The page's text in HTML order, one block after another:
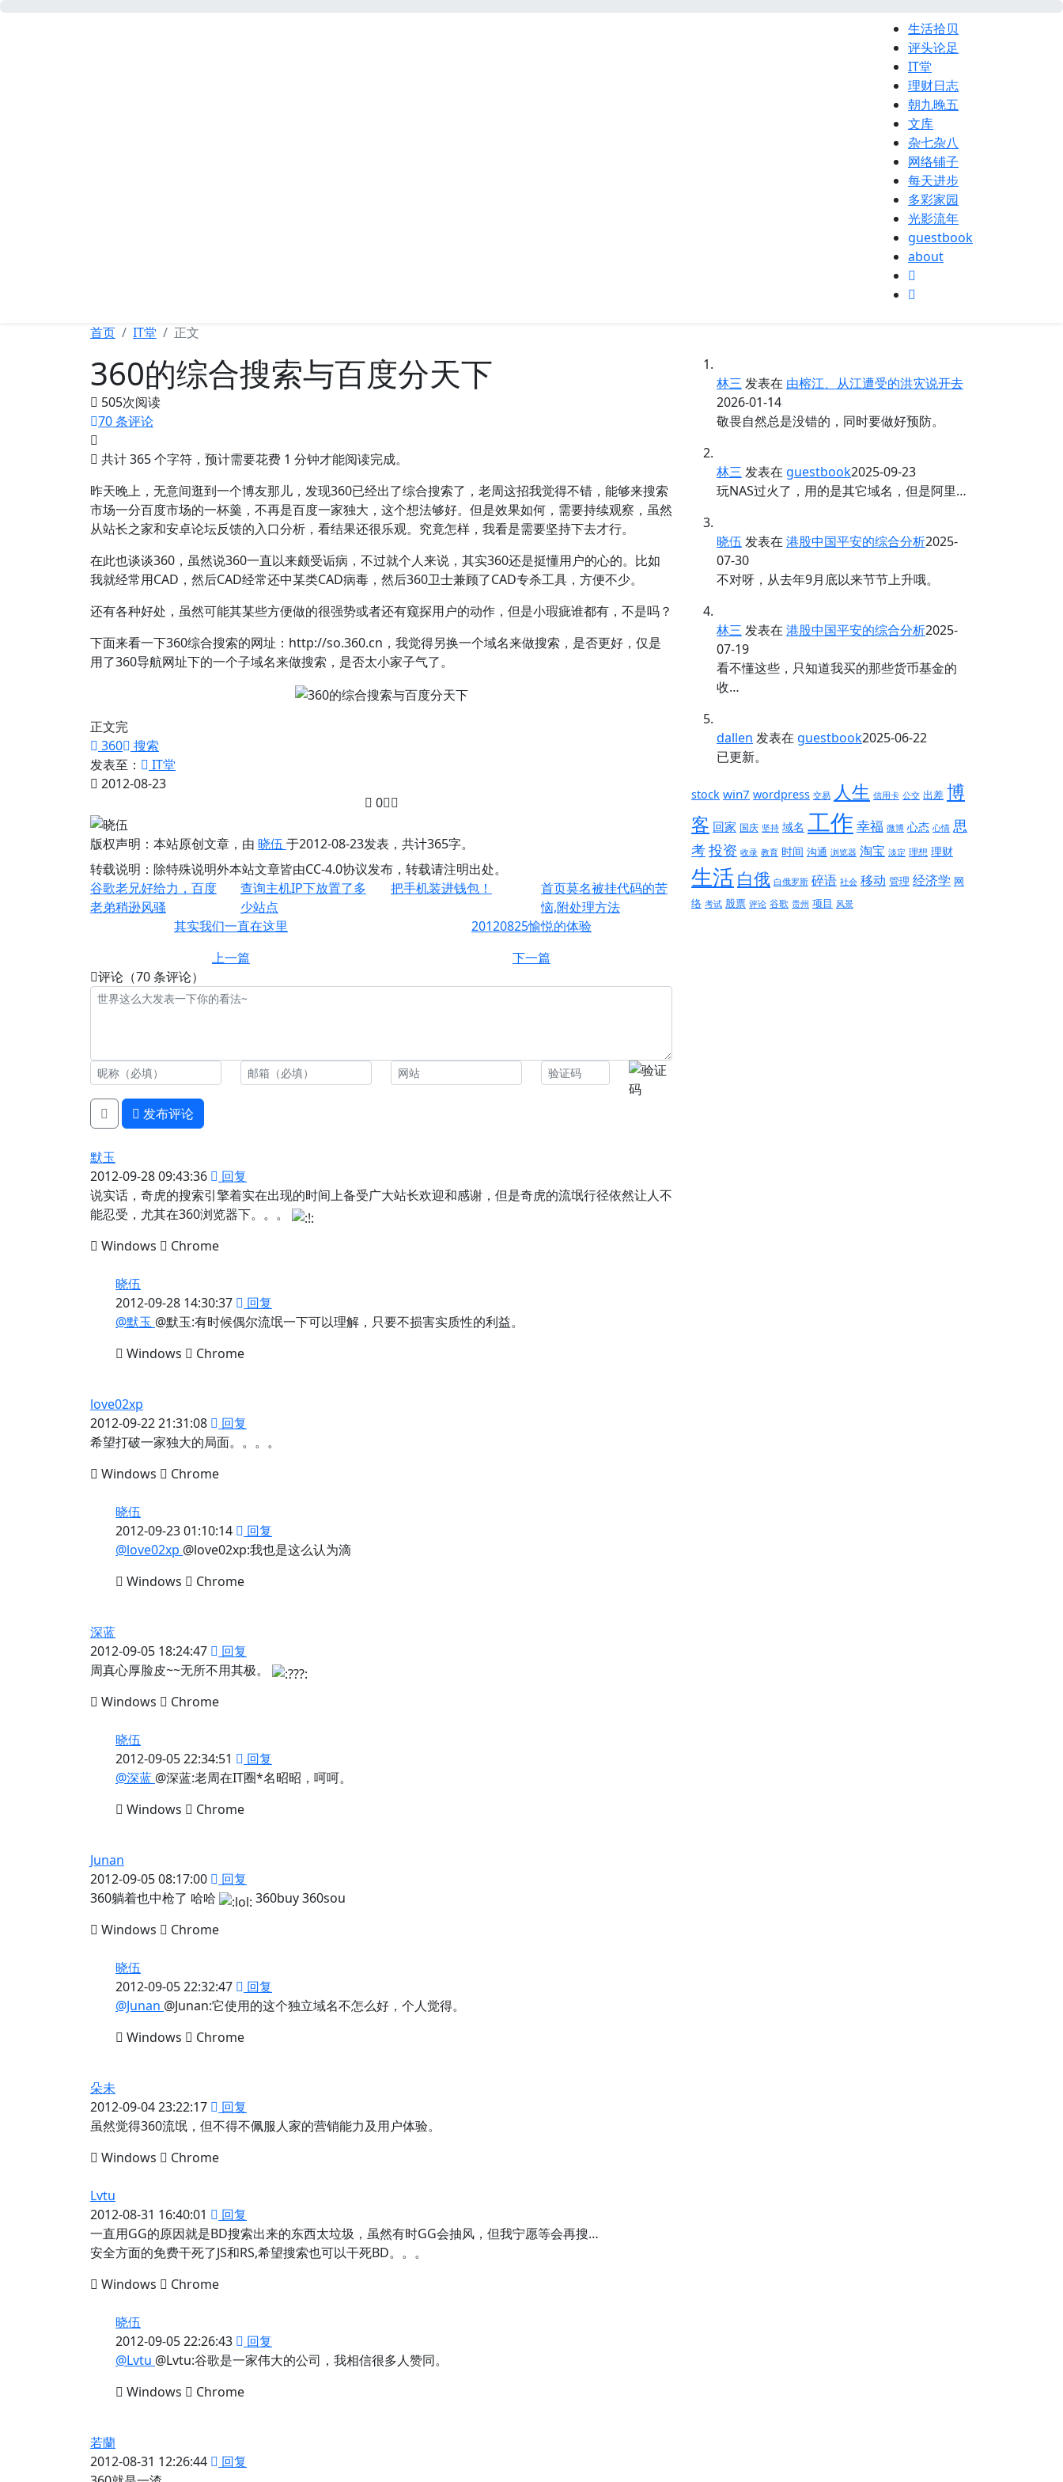
生活拾贝
评头论足
IT堂
理财日志
朝九晚五
文库
杂七杂八
网络铺子
每天进步
多彩家园
光影流年
guestbook
about
首页 IT堂 正文
360的综合搜索与百度分天下
505次阅读
70 条评论
共计 365 个字符，预计需要花费 1 分钟才能阅读完成。
昨天晚上，无意间逛到一个博友那儿，发现360已经出了综合搜索了，老周这招我觉得不错，能够来搜索
市场一分百度市场的一杯羹，不再是百度一家独大，这个想法够好。但是效果如何，需要持续观察，虽然
从站长之家和安卓论坛反馈的入口分析，看结果还很乐观。究竟怎样，我看是需要坚持下去才行。
在此也谈谈360，虽然说360一直以来颇受诟病，不过就个人来说，其实360还是挺懂用户的心的。比如
我就经常用CAD，然后CAD经常还中某类CAD病毒，然后360卫士兼顾了CAD专杀工具，方便不少。
还有各种好处，虽然可能其某些方便做的很强势或者还有窥探用户的动作，但是小瑕疵谁都有，不是吗？
下面来看一下360综合搜索的网址：http://so.360.cn，我觉得另换一个域名来做搜索，是否更好，仅是
用了360导航网址下的一个子域名来做搜索，是否太小家子气了。
正文完
360
搜索
发表至：
IT堂
2012-08-23
0
版权声明： 本站原创文章，由 晓伍 于2012-08-23发表，共计365字。
转载说明： 除特殊说明外本站文章皆由CC-4.0协议发布，转载请注明出处。
谷歌老兄好给力，百度
老弟稍逊风骚
查询主机IP下放置了多
少站点
把手机装进钱包！
首页莫名被挂代码的苦
恼,附处理方法
其实我们一直在这里
上一篇
20120825愉悦的体验
下一篇
评论（70 条评论）
发布评论
默玉
2012-09-28 09:43:36
回复
说实话，奇虎的搜索引擎着实在出现的时间上备受广大站长欢迎和感谢，但是奇虎的流氓行径依然让人不
能忍受，尤其在360浏览器下。。。
Windows
Chrome
晓伍
2012-09-28 14:30:37
回复
@默玉 @默玉:有时候偶尔流氓一下可以理解，只要不损害实质性的利益。
Windows
Chrome
love02xp
2012-09-22 21:31:08
回复
希望打破一家独大的局面。。。。
Windows
Chrome
晓伍
2012-09-23 01:10:14
回复
@love02xp @love02xp:我也是这么认为滴
Windows
Chrome
深蓝
2012-09-05 18:24:47
回复
周真心厚脸皮~~无所不用其极。
Windows
Chrome
晓伍
2012-09-05 22:34:51
回复
@深蓝 @深蓝:老周在IT圈*名昭昭，呵呵。
Windows
Chrome
Junan
2012-09-05 08:17:00
回复
360躺着也中枪了 哈哈
360buy 360sou
Windows
Chrome
晓伍
2012-09-05 22:32:47
回复
@Junan @Junan:它使用的这个独立域名不怎么好，个人觉得。
Windows
Chrome
朵未
2012-09-04 23:22:17
回复
虽然觉得360流氓，但不得不佩服人家的营销能力及用户体验。
Windows
Chrome
Lvtu
2012-08-31 16:40:01
回复
一直用GG的原因就是BD搜索出来的东西太垃圾，虽然有时GG会抽风，但我宁愿等会再搜…
安全方面的免费干死了JS和RS,希望搜索也可以干死BD。。。
Windows
Chrome
晓伍
2012-09-05 22:26:43
回复
@Lvtu @Lvtu:谷歌是一家伟大的公司，我相信很多人赞同。
Windows
Chrome
若蘭
2012-08-31 12:26:44
回复
林三 发表在 由榕江、从江遭受的洪灾说开去
2026-01-14
敬畏自然总是没错的，同时要做好预防。
林三 发表在 guestbook2025-09-23
玩NAS过火了，用的是其它域名，但是阿里…
晓伍 发表在 港股中国平安的综合分析2025-
07-30
不对呀，从去年9月底以来节节上升哦。
林三 发表在 港股中国平安的综合分析2025-
07-19
看不懂这些，只知道我买的那些货币基金的
收…
dallen 发表在 guestbook2025-06-22
已更新。
stock win7 wordpress 交易 人生 信用卡 公交 出差 博
客 回家 国庆 坚持 域名 工作 幸福 微博 心态 心情 思
考投资 收录 教育 时间 沟通 浏览器 淘宝 淡定 理想 理财
生活 白俄 白俄罗斯 碎语 社会 移动 管理 经济学 网
络 考试 股票 评论 谷歌 贵州 项目 风景